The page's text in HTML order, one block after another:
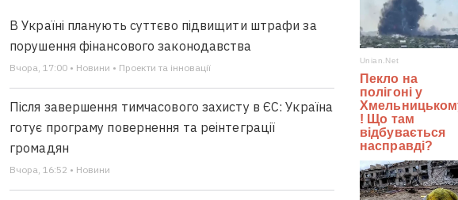
В Україні планують суттєво підвищити штрафи за
порушення фінансового законодавства
Вчора, 17:00 • Новини • Проекти та інновації
Після завершення тимчасового захисту в ЄС: Україна
готує програму повернення та реінтеграції
громадян
Вчора, 16:52 • Новини